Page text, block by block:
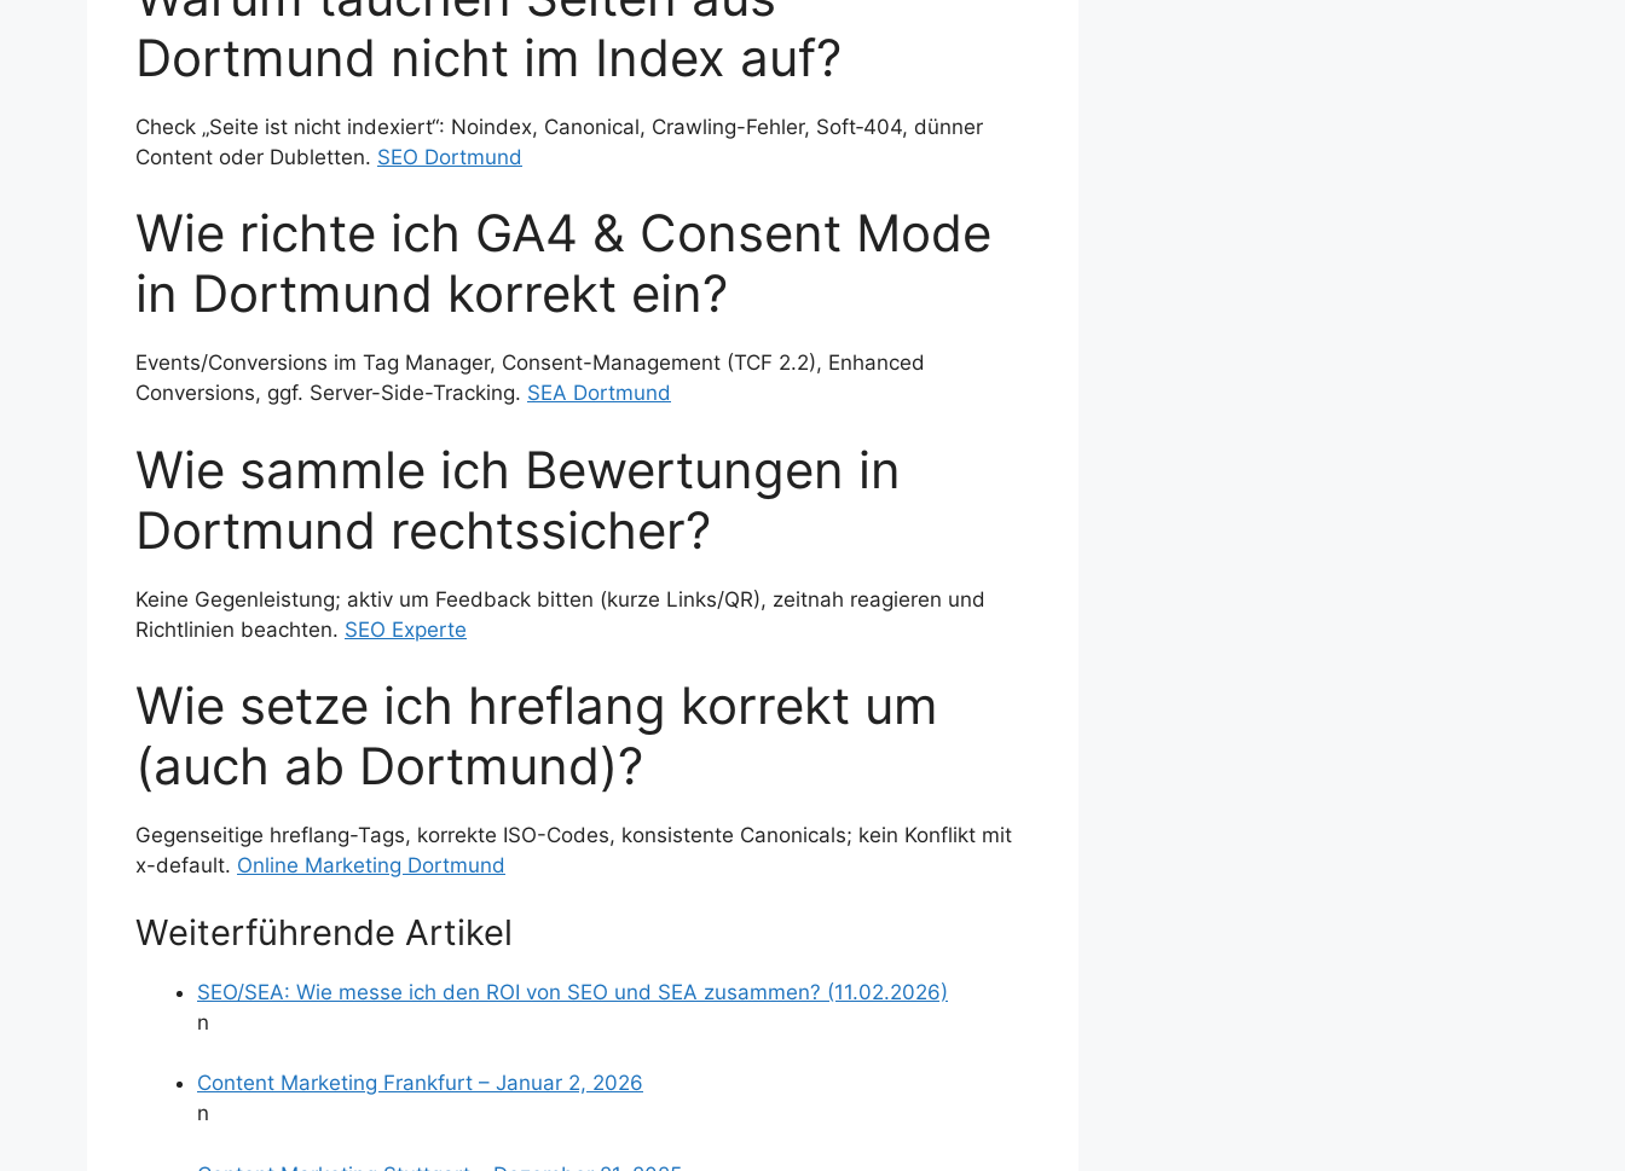
Dortmund nicht im Index auf?
Check „Seite ist nicht indexiert“: Noindex, Canonical, Crawling-Fehler, Soft‑404, dünner
Content oder Dubletten. SEO Dortmund
Wie richte ich GA4 & Consent Mode
in Dortmund korrekt ein?
Events/Conversions im Tag Manager, Consent-Management (TCF 2.2), Enhanced
Conversions, ggf. Server-Side-Tracking. SEA Dortmund
Wie sammle ich Bewertungen in
Dortmund rechtssicher?
Keine Gegenleistung; aktiv um Feedback bitten (kurze Links/QR), zeitnah reagieren und
Richtlinien beachten. SEO Experte
Wie setze ich hreflang korrekt um
(auch ab Dortmund)?
Gegenseitige hreflang-Tags, korrekte ISO-Codes, konsistente Canonicals; kein Konflikt mit
x-default. Online Marketing Dortmund
Weiterführende Artikel
SEO/SEA: Wie messe ich den ROI von SEO und SEA zusammen? (11.02.2026)
n
Content Marketing Frankfurt – Januar 2, 2026
n